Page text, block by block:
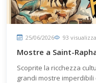
25/06/2026 93
Mostre a Saint-
Scoprite la ricchezza
grandi mostre